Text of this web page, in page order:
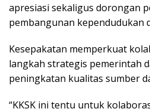
apresiasi sekaligus dorongan
pembangunan kependudukan
Kesepakatan memperkuat
langkah strategis pemerintah
peningkatan kualitas sumber
“KKSK ini tentu untuk